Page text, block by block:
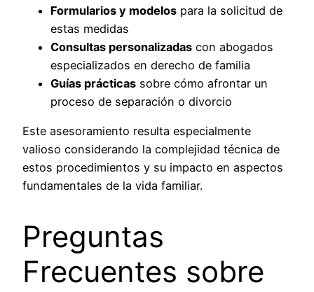
Formularios y modelos para la solicitud de
estas medidas
Consultas personalizadas con abogados
especializados en derecho de familia
Guías prácticas sobre cómo afrontar un
proceso de separación o divorcio
Este asesoramiento resulta especialmente
valioso considerando la complejidad técnica de
estos procedimientos y su impacto en aspectos
fundamentales de la vida familiar.
Preguntas
Frecuentes sobre